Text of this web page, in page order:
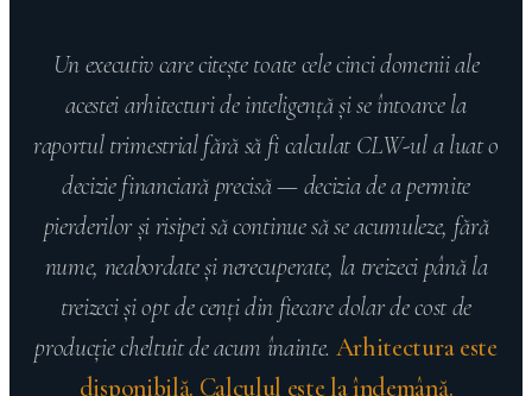
Un executiv care citeşte toate cele cinci domenii ale
acestei arhitecturi de inteligenţă şi se întoarce la
raportul trimestrial fără să fi calculat CLW-ul a luat o
decizie financiară precisă — decizia de a permite
pierderilor şi risipei să continue să se acumuleze, fără
nume, neabordate şi nerecuperate, la treizeci până la
treizeci şi opt de cenţi din fiecare dolar de cost de
producţie cheltuit de acum înainte. Arhitectura este
disponibilă. Calculul este la îndemână.